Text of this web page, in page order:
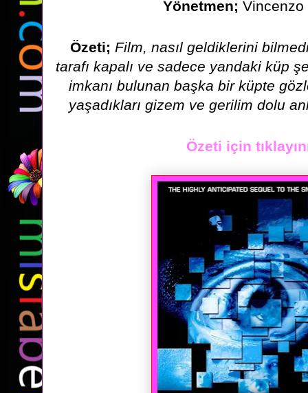
Yönetmen; Vincenzo
Özeti; Film, nasıl geldiklerini
tarafı kapalı ve sadece yandakiküp
imkanı bulunan başka bir küpte
yaşadıkları gizem ve gerilim dolu
Özeti için